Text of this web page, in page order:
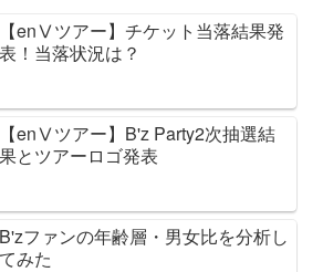
【enⅤツアー】チケット当落結果発
表！当落状況は？
【enⅤツアー】B'z Party2次抽選結
果とツアーロゴ発表
B'zファンの年齢層・男女比を分析し
てみた